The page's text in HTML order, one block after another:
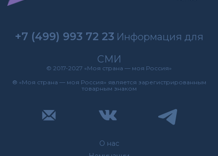
О нас
+7 (499) 993 72 23 Информация для
СМИ
© 2017-2027 «Моя страна — моя Россия»
® «Моя страна — моя Россия» является зарегистрированным
товарным знаком